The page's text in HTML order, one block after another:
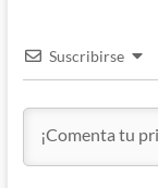
Suscribirse